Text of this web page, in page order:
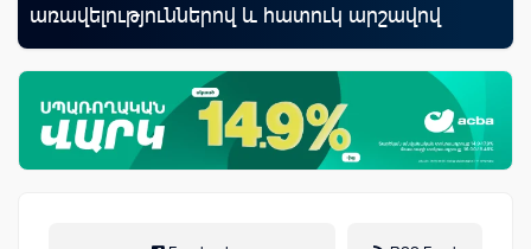
առավելություններով և հատուկ արշավով